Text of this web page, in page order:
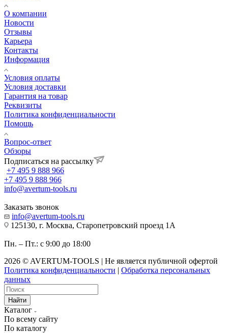
О компании
Новости
Отзывы
Карьера
Контакты
Информация
Условия оплаты
Условия доставки
Гарантия на товар
Реквизиты
Политика конфиденциальности
Помощь
Вопрос-ответ
Обзоры
Подписаться на рассылку
+7 495 9 888 966
+7 495 9 888 966
info@avertum-tools.ru
Заказать звонок
info@avertum-tools.ru
125130, г. Москва, Старопетровский проезд 1А
Пн. – Пт.: с 9:00 до 18:00
2026 © AVERTUM-TOOLS | Не является публичной офертой
Политика конфиденциальности | Обработка персональных
данных
Найти
Каталог
По всему сайту
По каталогу